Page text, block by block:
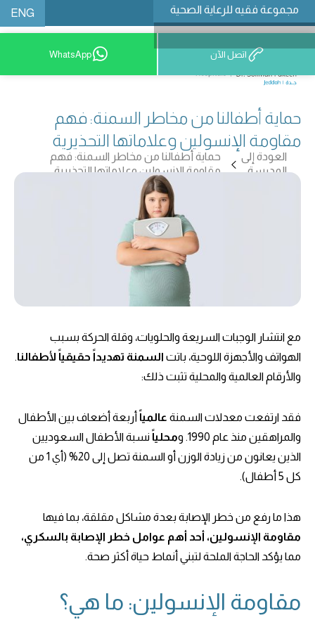
مجموعة فقيه للرعاية الصحية ENG
9200 12777 اتصل الآن WhatsApp
حماية أطفالنا من مخاطر السمنة: فهم
مقاومة الإنسولين وعلاماتها التحذيرية
العودة إلى
المدرسة
حماية أطفالنا من مخاطر السمنة: فهم
مقاومة الإنسولين وعلاماتها التحذيرية
مع انتشار الوجبات السريعة والحلويات، وقلة الحركة بسبب
الهواتف والأجهزة اللوحية، باتت السمنة تهديداً حقيقياً لأطفالنا.
والأرقام العالمية والمحلية تثبت ذلك:
فقد ارتفعت معدلات السمنة عالمياً أربعة أضعاف بين الأطفال
والمراهقين منذ عام 1990. و
محلياً نسبة الأطفال السعوديين
الذين يعانون من زيادة الوزن أو السمنة تصل إلى 20% (أي 1 من
كل 5 أطفال).
هذا ما رفع من خطر الإصابة بعدة مشاكل مقلقة، بما فيها
مقاومة الإنسولين، أحد أهم عوامل خطر الإصابة بالسكري،
مما يؤكد الحاجة الملحة لتبني أنماط حياة أكثر صحة.
مقاومة الإنسولين: ما هي؟